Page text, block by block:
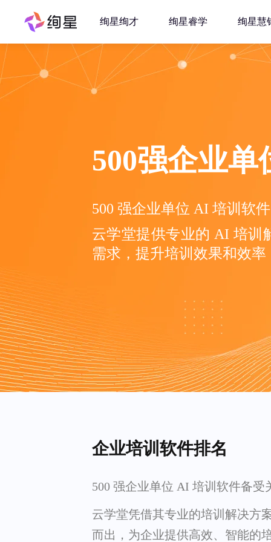
绚星绚才 绚星睿学 绚星慧
500强企业
500 强企业单位 AI 培训软
云学堂提供专业的 AI 培训
需求，提升培训效果和效率
企业培训软件排名
500 强企业单位 AI 培训软件备受
云学堂凭借其专业的培训解决方
而出，为企业提供高效、智能的